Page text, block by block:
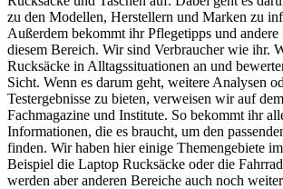
zu den Modellen, Herstellern und Marken zu
Außerdem bekommt ihr Pflegetipps und andere
diesem Bereich. Wir sind Verbraucher wie ihr.
Rucksäcke in Alltagssituationen an und
Sicht. Wenn es darum geht, weitere Analysen
Testergebnisse zu bieten, verweisen wir auf
Fachmagazine und Institute. So bekommt ihr
Informationen, die es braucht, um den
finden. Wir haben hier einige Themengebiete
Beispiel die Laptop Rucksäcke oder die
werden aber anderen Bereiche auch noch